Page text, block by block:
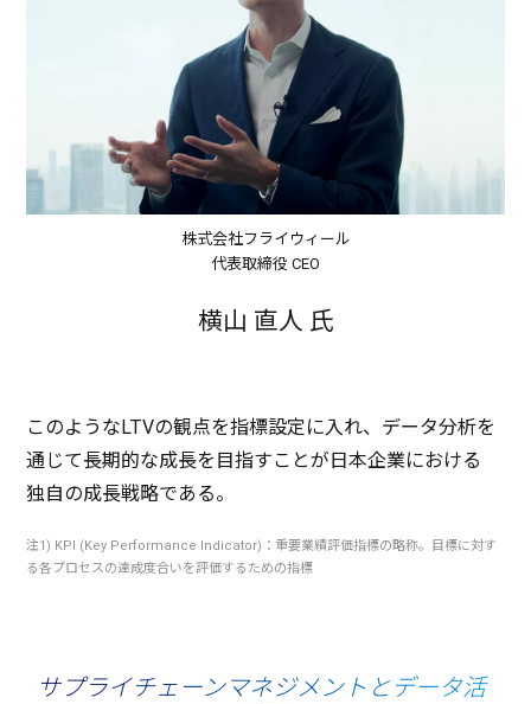
株式会社フライウィール
代表取締役 CEO
横山 直人 氏
このようなLTVの観点を指標設定に入れ、 データ分析を
通じて長期的な成長を 目指すことが日本企業における
独自の成長戦略である。
注1) KPI (Key Performance Indicator) ： 重要業績評価指標の略称。 目標に対す
る各プロセスの達成度合いを評価するための指標
サプライチェーンマネジメントとデータ活